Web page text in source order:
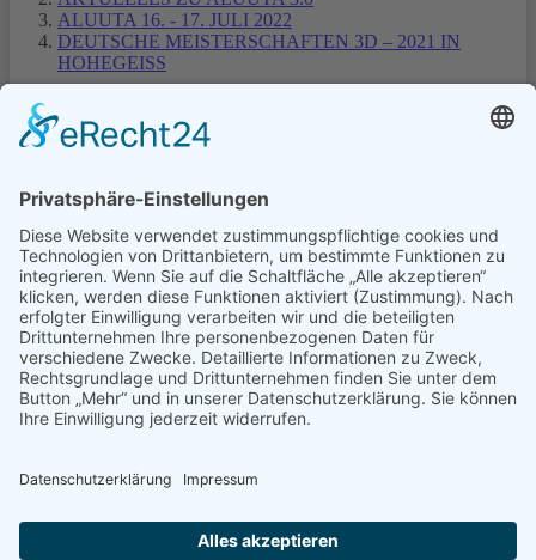
ALUUTA 16. - 17. JULI 2022
DEUTSCHE MEISTERSCHAFTEN 3D – 2021 IN
HOHEGEISS
Turniere in Templin
Turniere Nordmans CUP
© Schützengilde Templin 1810 e.V.